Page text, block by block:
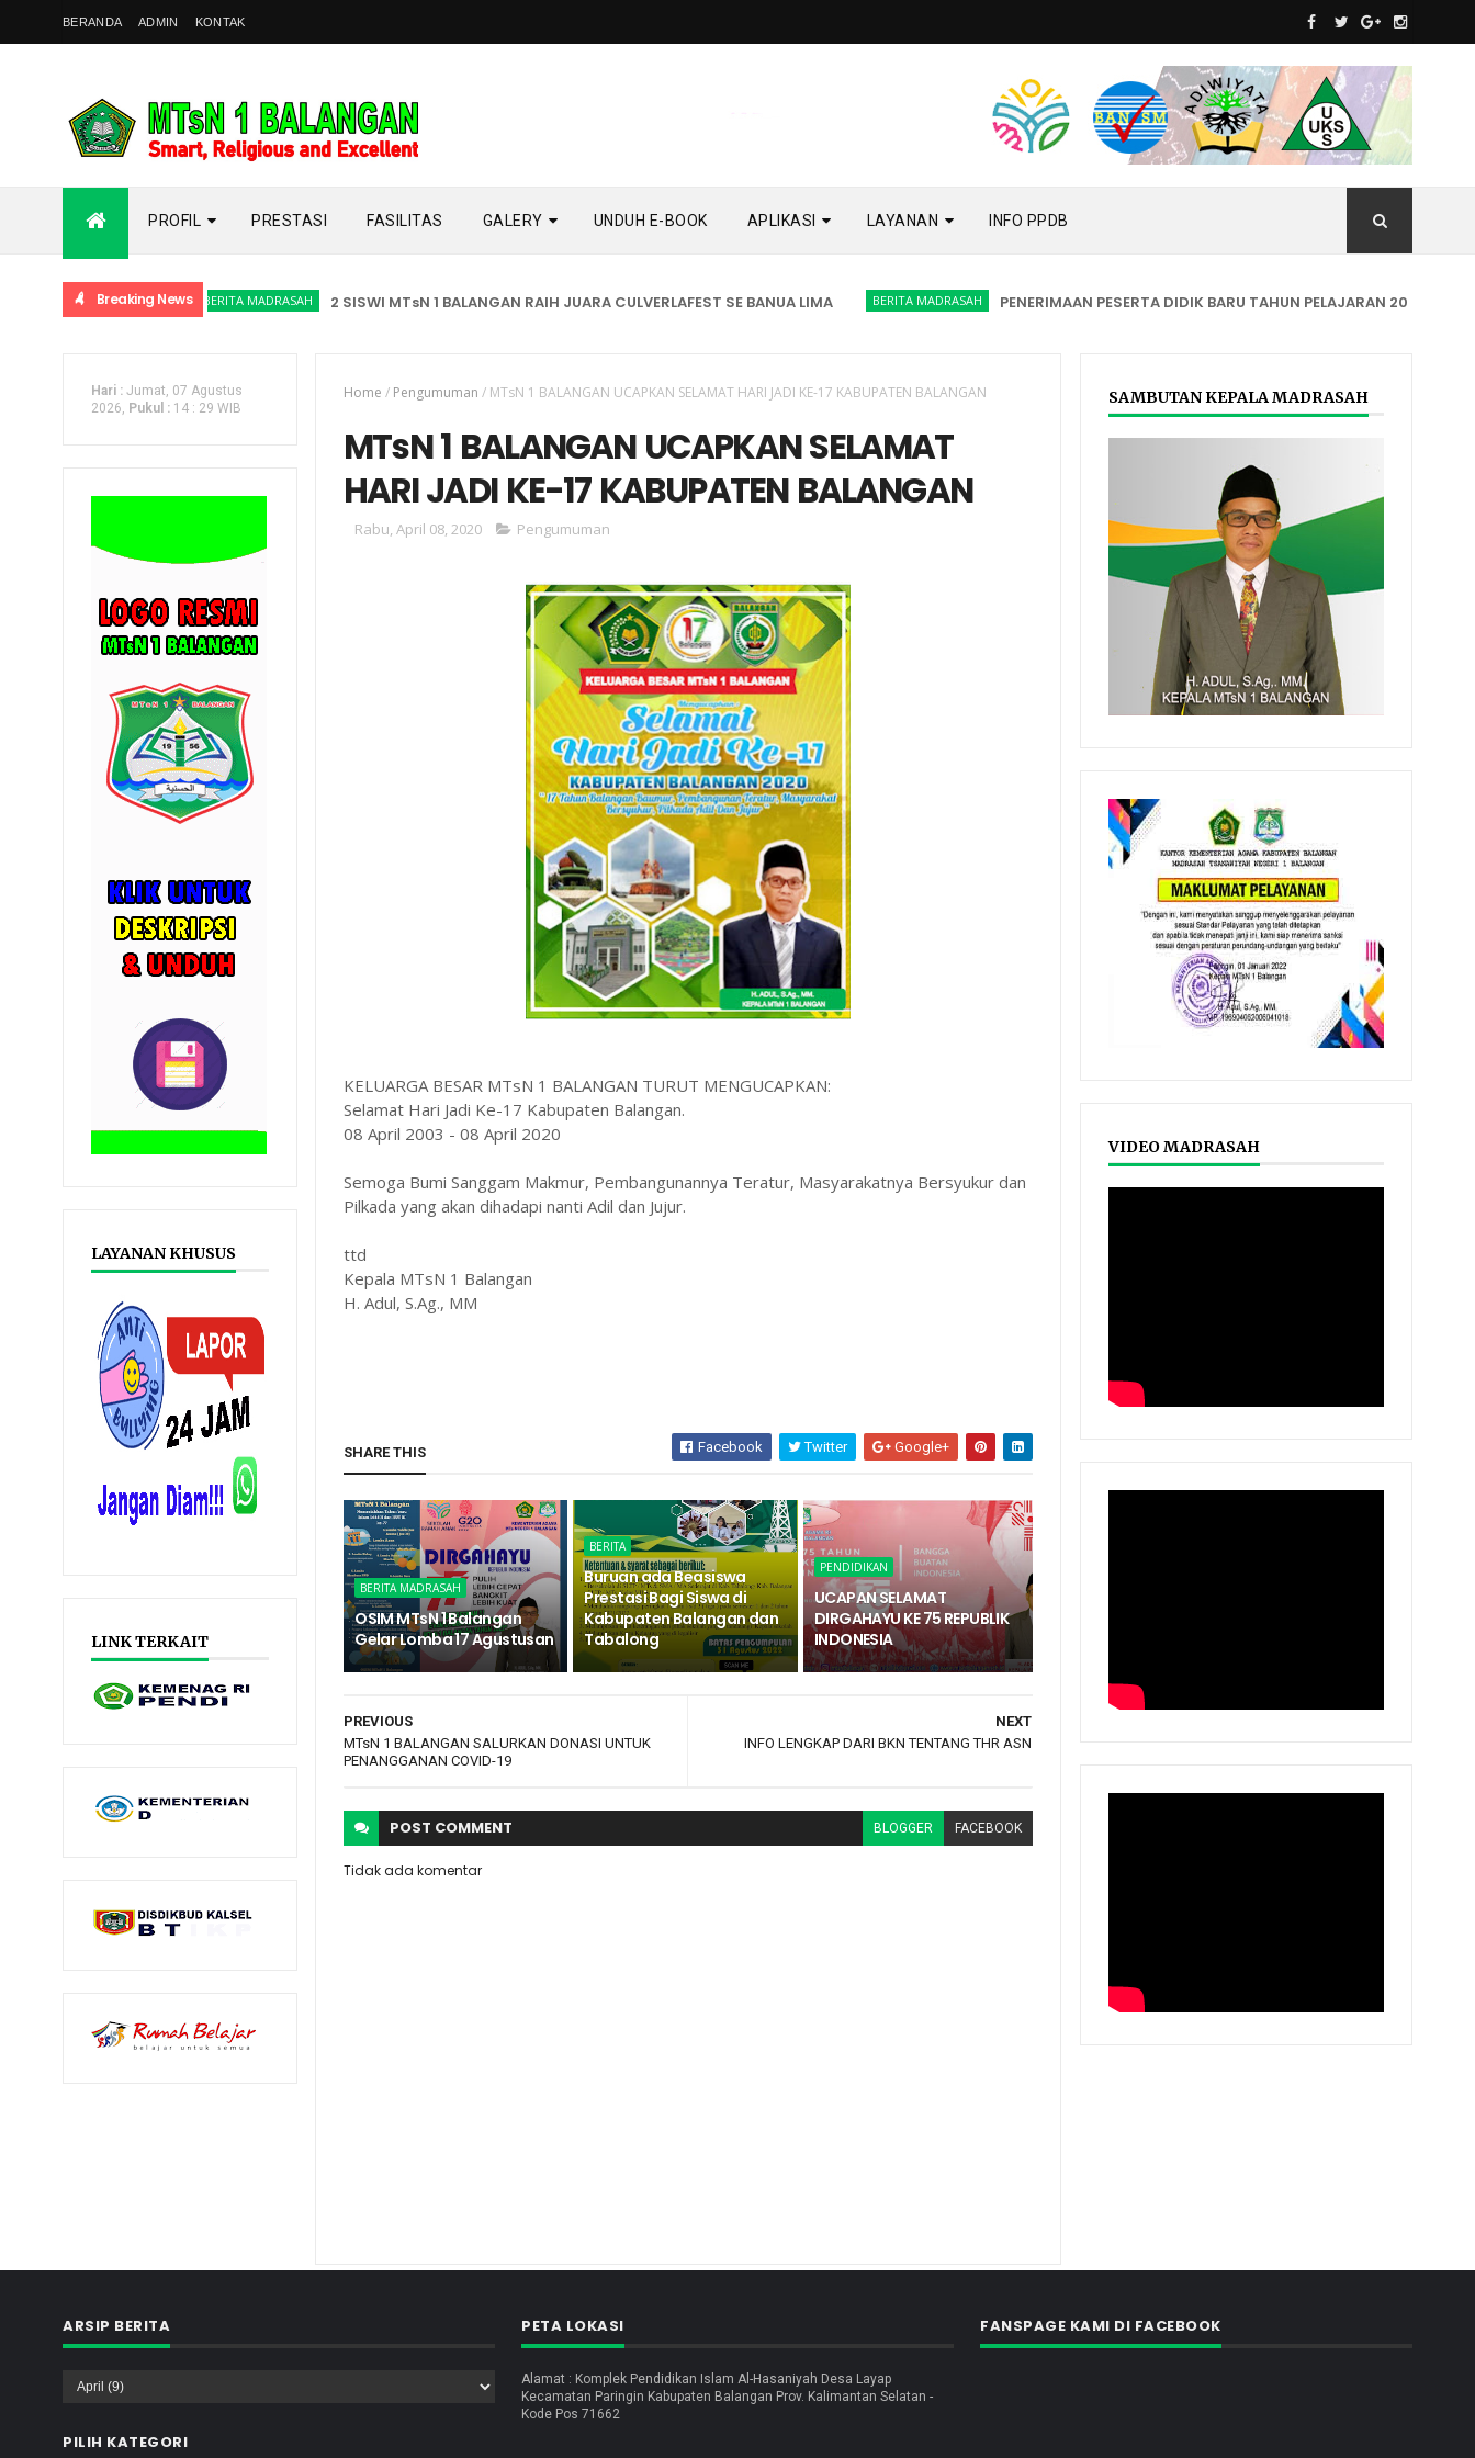
BERANDA ADMIN KONTAK
PROFIL PRESTASI FASILITAS GALERY UNDUH E-BOOK APLIKASI LAYANAN INFO PPDB
Breaking NewsBERITA MADRASAH 2 SISWI MTsN 1 BALANGAN RAIH JUARA CULVERLAFEST SE BANUA LIMA BERITA MADRASAH PENERIMAAN PESERTA DIDIK BARU TAHUN PELAJARAN 2023/2024
Hari : Jumat, 07 Agustus
2026, Pukul : 14 : 29 WIB
LAYANAN KHUSUS
LINK TERKAIT
Home / Pengumuman / MTsN 1 BALANGAN UCAPKAN SELAMAT HARI JADI KE-17 KABUPATEN BALANGAN
MTsN 1 BALANGAN UCAPKAN SELAMAT
HARI JADI KE-17 KABUPATEN BALANGAN
Rabu, April 08, 2020 Pengumuman
KELUARGA BESAR MTsN 1 BALANGAN TURUT MENGUCAPKAN:
Selamat Hari Jadi Ke-17 Kabupaten Balangan.
08 April 2003 - 08 April 2020
Semoga Bumi Sanggam Makmur, Pembangunannya Teratur, Masyarakatnya Bersyukur dan
Pilkada yang akan dihadapi nanti Adil dan Jujur.
ttd
Kepala MTsN 1 Balangan
H. Adul, S.Ag., MM
SHARE THIS Facebook Twitter Google+
BERITA MADRASAH
OSIM MTsN 1 Balangan
Gelar Lomba 17 Agustusan
BERITA
Buruan ada Beasiswa
Prestasi Bagi Siswa di
Kabupaten Balangan dan
Tabalong
PENDIDIKAN
UCAPAN SELAMAT
DIRGAHAYU KE 75 REPUBLIK
INDONESIA
NEXT
INFO LENGKAP DARI BKN TENTANG THR ASN
PREVIOUS
MTsN 1 BALANGAN SALURKAN DONASI UNTUK
PENANGGANAN COVID-19
POST COMMENT BLOGGER FACEBOOK
Tidak ada komentar
SAMBUTAN KEPALA MADRASAH
VIDEO MADRASAH
ARSIP BERITA
PILIH KATEGORI
PETA LOKASI
Alamat : Komplek Pendidikan Islam Al-Hasaniyah Desa Layap
Kecamatan Paringin Kabupaten Balangan Prov. Kalimantan Selatan -
Kode Pos 71662
FANSPAGE KAMI DI FACEBOOK